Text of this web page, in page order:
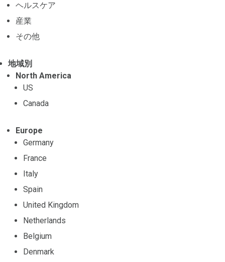
ヘルスケア
産業
その他
地域別
North America
US
Canada
Europe
Germany
France
Italy
Spain
United Kingdom
Netherlands
Belgium
Denmark